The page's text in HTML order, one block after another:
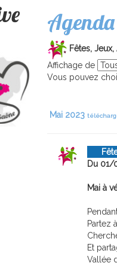
Agenda
Fêtes,
Affichage de
Vous pouvez
Mai 2023
Du 01/
Mai à
Partez
Et
Vallée